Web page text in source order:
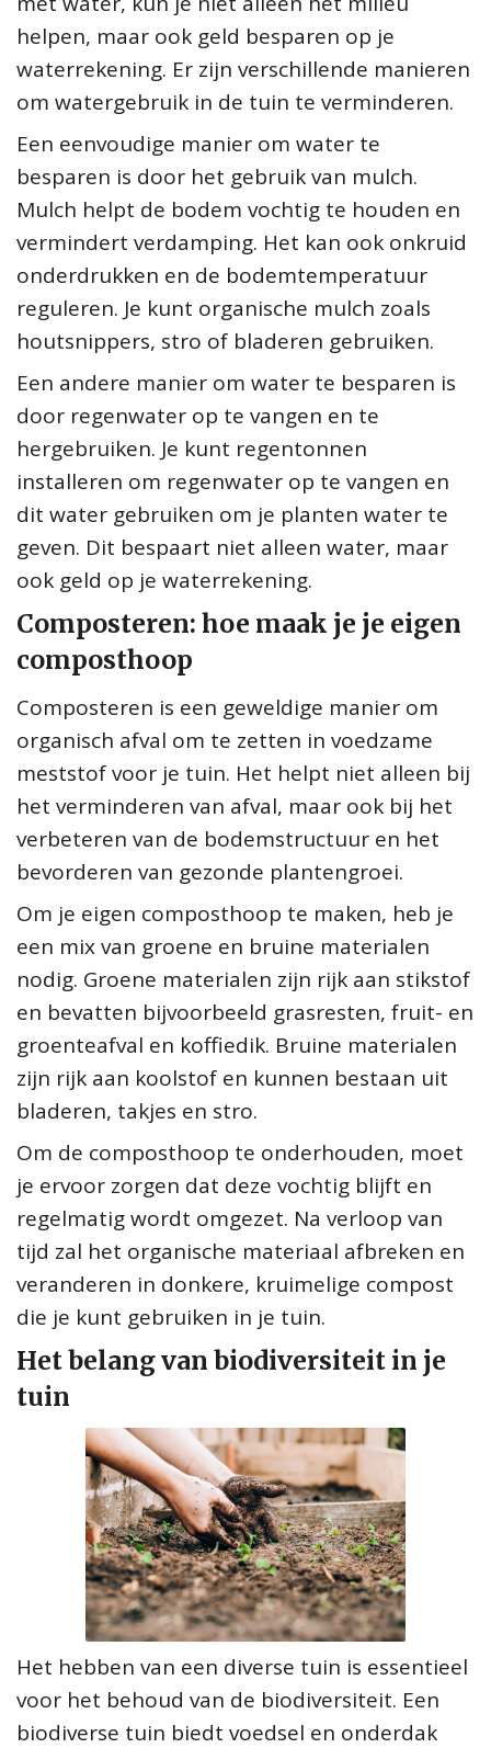
helpen, maar ook geld besparen op je
waterrekening. Er zijn verschillende manieren
om watergebruik in de tuin te verminderen.
Een eenvoudige manier om water te
besparen is door het gebruik van mulch.
Mulch helpt de bodem vochtig te houden en
vermindert verdamping. Het kan ook onkruid
onderdrukken en de bodemtemperatuur
reguleren. Je kunt organische mulch zoals
houtsnippers, stro of bladeren gebruiken.
Een andere manier om water te besparen is
door regenwater op te vangen en te
hergebruiken. Je kunt regentonnen
installeren om regenwater op te vangen en
dit water gebruiken om je planten water te
geven. Dit bespaart niet alleen water, maar
ook geld op je waterrekening.
Composteren: hoe maak je je eigen
composthoop
Composteren is een geweldige manier om
organisch afval om te zetten in voedzame
meststof voor je tuin. Het helpt niet alleen bij
het verminderen van afval, maar ook bij het
verbeteren van de bodemstructuur en het
bevorderen van gezonde plantengroei.
Om je eigen composthoop te maken, heb je
een mix van groene en bruine materialen
nodig. Groene materialen zijn rijk aan stikstof
en bevatten bijvoorbeeld grasresten, fruit- en
groenteafval en koffiedik. Bruine materialen
zijn rijk aan koolstof en kunnen bestaan uit
bladeren, takjes en stro.
Om de composthoop te onderhouden, moet
je ervoor zorgen dat deze vochtig blijft en
regelmatig wordt omgezet. Na verloop van
tijd zal het organische materiaal afbreken en
veranderen in donkere, kruimelige compost
die je kunt gebruiken in je tuin.
Het belang van biodiversiteit in je
tuin
Het hebben van een diverse tuin is essentieel
voor het behoud van de biodiversiteit. Een
biodiverse tuin biedt voedsel en onderdak